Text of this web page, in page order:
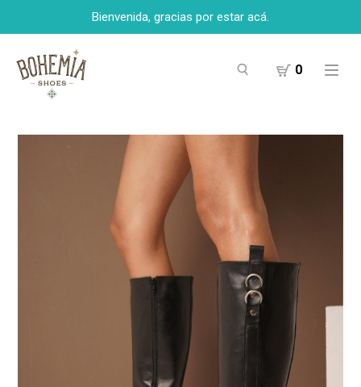
Bienvenida, gracias por estar acá.
0